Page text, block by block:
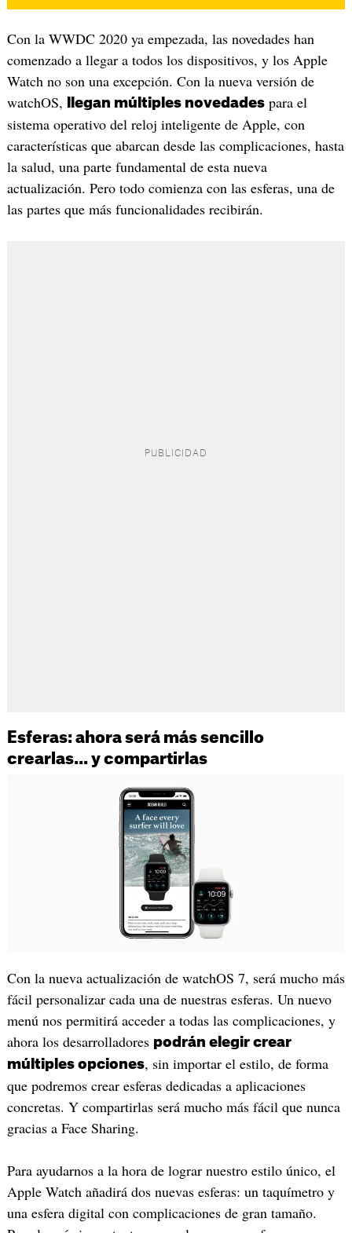
Con la WWDC 2020 ya empezada, las novedades han
comenzado a llegar a todos los dispositivos, y los Apple
Watch no son una excepción. Con la nueva versión de
watchOS,
llegan múltiples novedadespara el
sistema operativo del reloj inteligente de Apple, con
características que abarcan desde las complicaciones, hasta
la salud, una parte fundamental de esta nueva
actualización. Pero todo comienza con las esferas, una de
las partes que más funcionalidades recibirán.
Esferas: ahora será más sencillo
crearlas... y compartirlas
Con la nueva actualización de watchOS 7, será mucho más
fácil personalizar cada una de nuestras esferas. Un nuevo
menú nos permitirá acceder a todas las complicaciones, y
ahora los desarrolladores podrán elegir crear
múltiples opciones, sin importar el estilo, de forma
que podremos crear esferas dedicadas a aplicaciones
concretas. Y compartirlas será mucho más fácil que nunca
gracias a Face Sharing.
Para ayudarnos a la hora de lograr nuestro estilo único, el
Apple Watch añadirá dos nuevas esferas: un taquímetro y
una esfera digital con complicaciones de gran tamaño.